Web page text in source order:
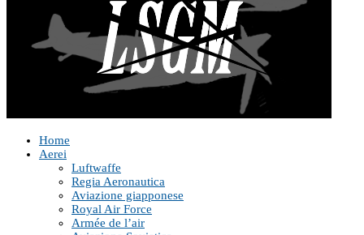
Home
Aerei
Luftwaffe
Regia Aeronautica
Aviazione giapponese
Royal Air Force
Armée de l’air